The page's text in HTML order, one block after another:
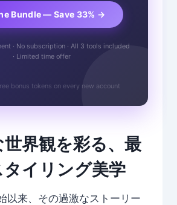
Bundle — Save 33% →
· No subscription · All 3 tools included
· Limited time offer
bonus tokens on every new account
界観を彩る、最
イリング美学
以来、その過激なストーリー